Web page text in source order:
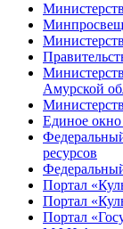
Амурской
Единое окно
ресурсов
Портал
Портал
Портал